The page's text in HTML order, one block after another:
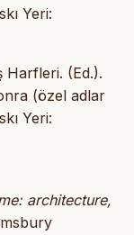
Yeri:
Harfleri. (Ed.).
(özel adlar
Yeri:
architecture,